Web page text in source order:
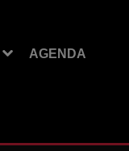
AGENDA